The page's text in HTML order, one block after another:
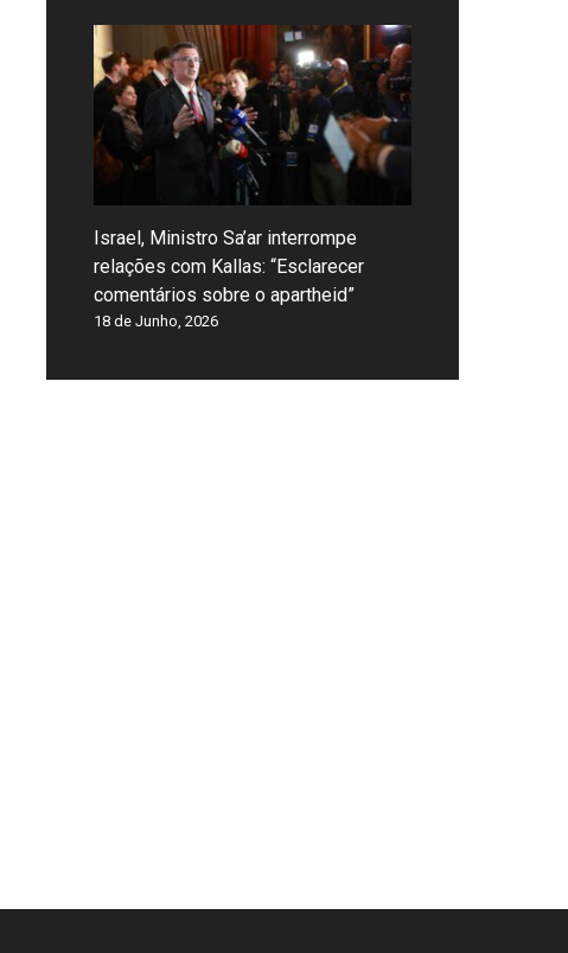
Israel, Ministro Sa’ar interrompe
relações com Kallas: “Esclarecer
comentários sobre o apartheid”
18 de Junho, 2026